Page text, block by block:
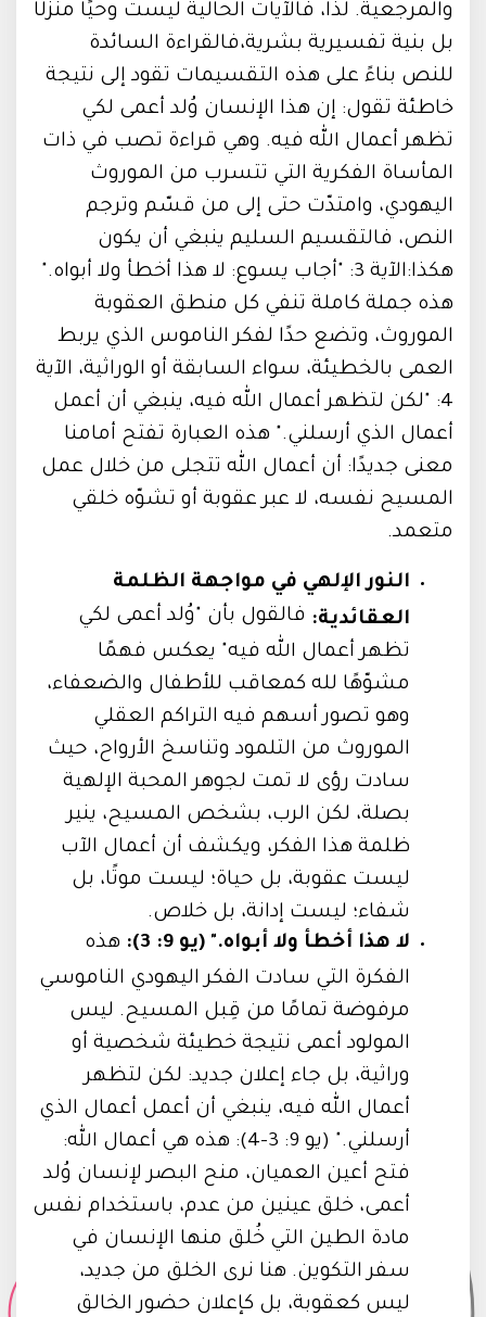
والمرجعية. لذا، فالآيات الحالية ليست وحيًا منزّلًا
بل بنية تفسيرية بشرية،فالقراءة السائدة
للنص بناءً على هذه التقسيمات تقود إلى نتيجة
خاطئة تقول: إن هذا الإنسان وُلد أعمى لكي
تظهر أعمال الله فيه. وهي قراءة تصب في ذات
المأساة الفكرية التي تتسرب من الموروث
اليهودي، وامتدّت حتى إلى من قسّم وترجم
النص، فالتقسيم السليم ينبغي أن يكون
هكذا:الآية 3: "أجاب يسوع: لا هذا أخطأ ولا أبواه."
هذه جملة كاملة تنفي كل منطق العقوبة
الموروث، وتضع حدًا لفكر الناموس الذي يربط
العمى بالخطيئة، سواء السابقة أو الوراثية، الآية
4: "لكن لتظهر أعمال الله فيه، ينبغي أن أعمل
أعمال الذي أرسلني." هذه العبارة تفتح أمامنا
معنى جديدًا: أن أعمال الله تتجلى من خلال عمل
المسيح نفسه، لا عبر عقوبة أو تشوّه خلقي
متعمد.
النور الإلهي في مواجهة الظلمة
العقائدية: فالقول بأن "وُلد أعمى لكي
تظهر أعمال الله فيه" يعكس فهمًا
مشوّهًا لله كمعاقب للأطفال والضعفاء،
وهو تصور أسهم فيه التراكم العقلي
الموروث من التلمود وتناسخ الأرواح، حيث
سادت رؤى لا تمت لجوهر المحبة الإلهية
بصلة، لكن الرب، بشخص المسيح، ينير
ظلمة هذا الفكر، ويكشف أن أعمال الآب
ليست عقوبة، بل حياة؛ ليست موتًا، بل
شفاء؛ ليست إدانة، بل خلاص.
لا هذا أخطأ ولا أبواه." (يو 9: 3): هذه
الفكرة التي سادت الفكر اليهودي الناموسي
مرفوضة تمامًا من قِبل المسيح. ليس
المولود أعمى نتيجة خطيئة شخصية أو
وراثية، بل جاء إعلان جديد: لكن لتظهر
أعمال الله فيه، ينبغي أن أعمل أعمال الذي
أرسلني." (يو 9: 3–4): هذه هي أعمال الله:
فتح أعين العميان، منح البصر لإنسان وُلد
أعمى، خلق عينين من عدم، باستخدام نفس
مادة الطين التي خُلق منها الإنسان في
سفر التكوين. هنا نرى الخلق من جديد،
ليس كعقوبة، بل كإعلان حضور الخالق